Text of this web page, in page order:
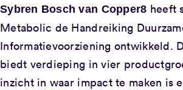
Sybren Bosch van Copper8 heeft
Metabolic de Handreiking
Informatievoorziening ontwikkeld.
biedt verdieping in vier
inzicht in waar impact te maken is